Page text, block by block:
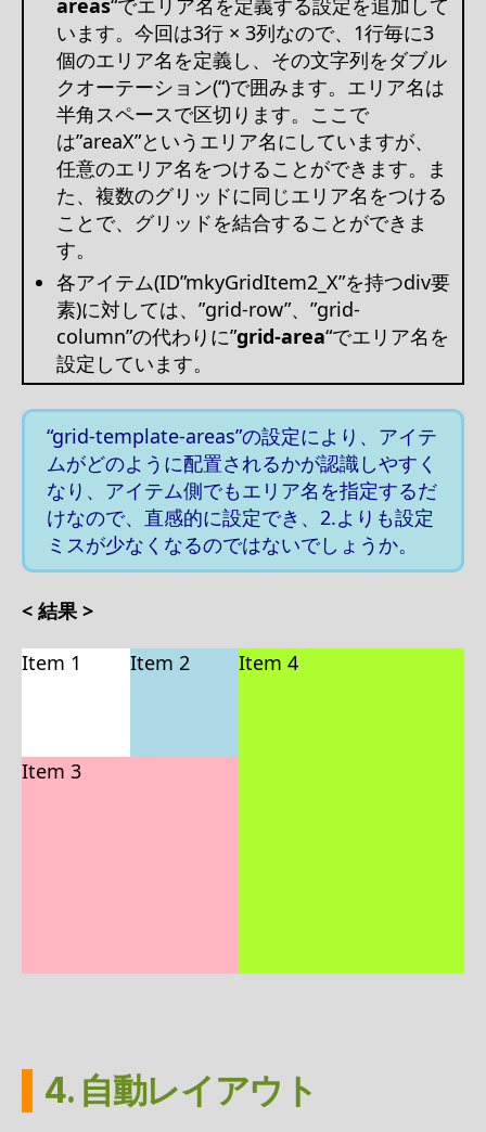
います。今回は3行 × 3列なので、1行毎に3
個のエリア名を定義し、その文字列をダブル
クオーテーション(“)で囲みます。エリア名は
半角スペースで区切ります。ここで
は”areaX”というエリア名にしていますが、
任意のエリア名をつけることができます。ま
た、複数のグリッドに同じエリア名をつける
ことで、グリッドを結合することができま
す。
各アイテム(ID”mkyGridItem2_X”を持つdiv要
素)に対しては、”grid-row”、”grid-
column”の代わりに”grid-area“でエリア名を
設定しています。
“grid-template-areas”の設定により、アイテ
ムがどのように配置されるかが認識しやすく
なり、アイテム側でもエリア名を指定するだ
けなので、直感的に設定でき、2.よりも設定
ミスが少なくなるのではないでしょうか。
< 結果 >
Item 1 Item 2
Item 3
Item 4
4. 自動レイアウト